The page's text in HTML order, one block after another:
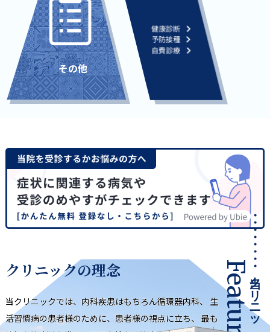
その他
健康診断
予防接種
自費診療
クリニックの理念
当クリニックでは、内科疾患はもちろん循環器内科、
生
活習慣病の患者様のために、患者様の視点に立ち、 最も
当クリニックの特徴
Features